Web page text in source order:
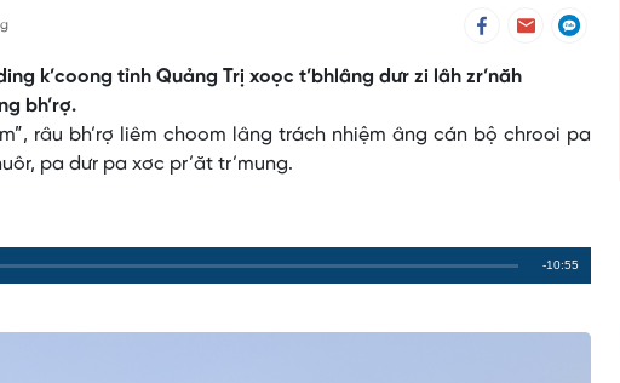
k’coong tỉnh Quảng Trị xoọc t’bhlâng dưr zi lâh zr’năh
bh’rợ.
râu bh’rợ liêm choom lâng trách nhiệm âng cán bộ chrooi pa
pa dưr pa xơc pr’ăt tr’mung.
Remaining
-10:55